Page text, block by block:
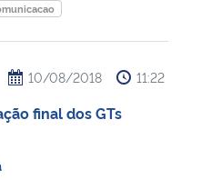
10/08/2018 11:22
final dos GTs